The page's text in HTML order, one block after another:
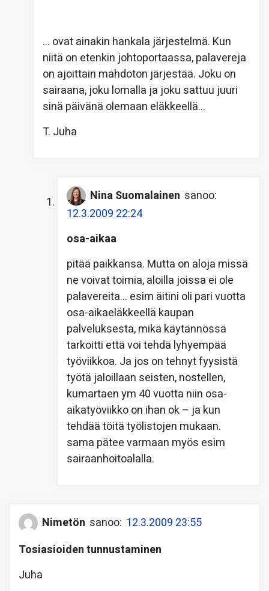
… ovat ainakin hankala järjestelmä. Kun
niitä on etenkin johtoportaassa, palavereja
on ajoittain mahdoton järjestää. Joku on
sairaana, joku lomalla ja joku sattuu juuri
sinä päivänä olemaan eläkkeellä…
T. Juha
Nina Suomalainen sanoo:
12.3.2009 22:24
osa-aikaa
pitää paikkansa. Mutta on aloja missä
ne voivat toimia, aloilla joissa ei ole
palavereita… esim äitini oli pari vuotta
osa-aikaeläkkeellä kaupan
palveluksesta, mikä käytännössä
tarkoitti että voi tehdä lyhyempää
työviikkoa. Ja jos on tehnyt fyysistä
työtä jaloillaan seisten, nostellen,
kumartaen ym 40 vuotta niin osa-
aikatyöviikko on ihan ok – ja kun
tehdää töitä työlistojen mukaan.
sama pätee varmaan myös esim
sairaanhoitoalalla.
Nimetön sanoo: 12.3.2009 23:55
Tosiasioiden tunnustaminen
Juha